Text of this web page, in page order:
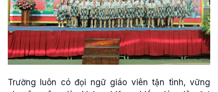
Trường luôn có đọi ngữ giáo viên tận tình, vững